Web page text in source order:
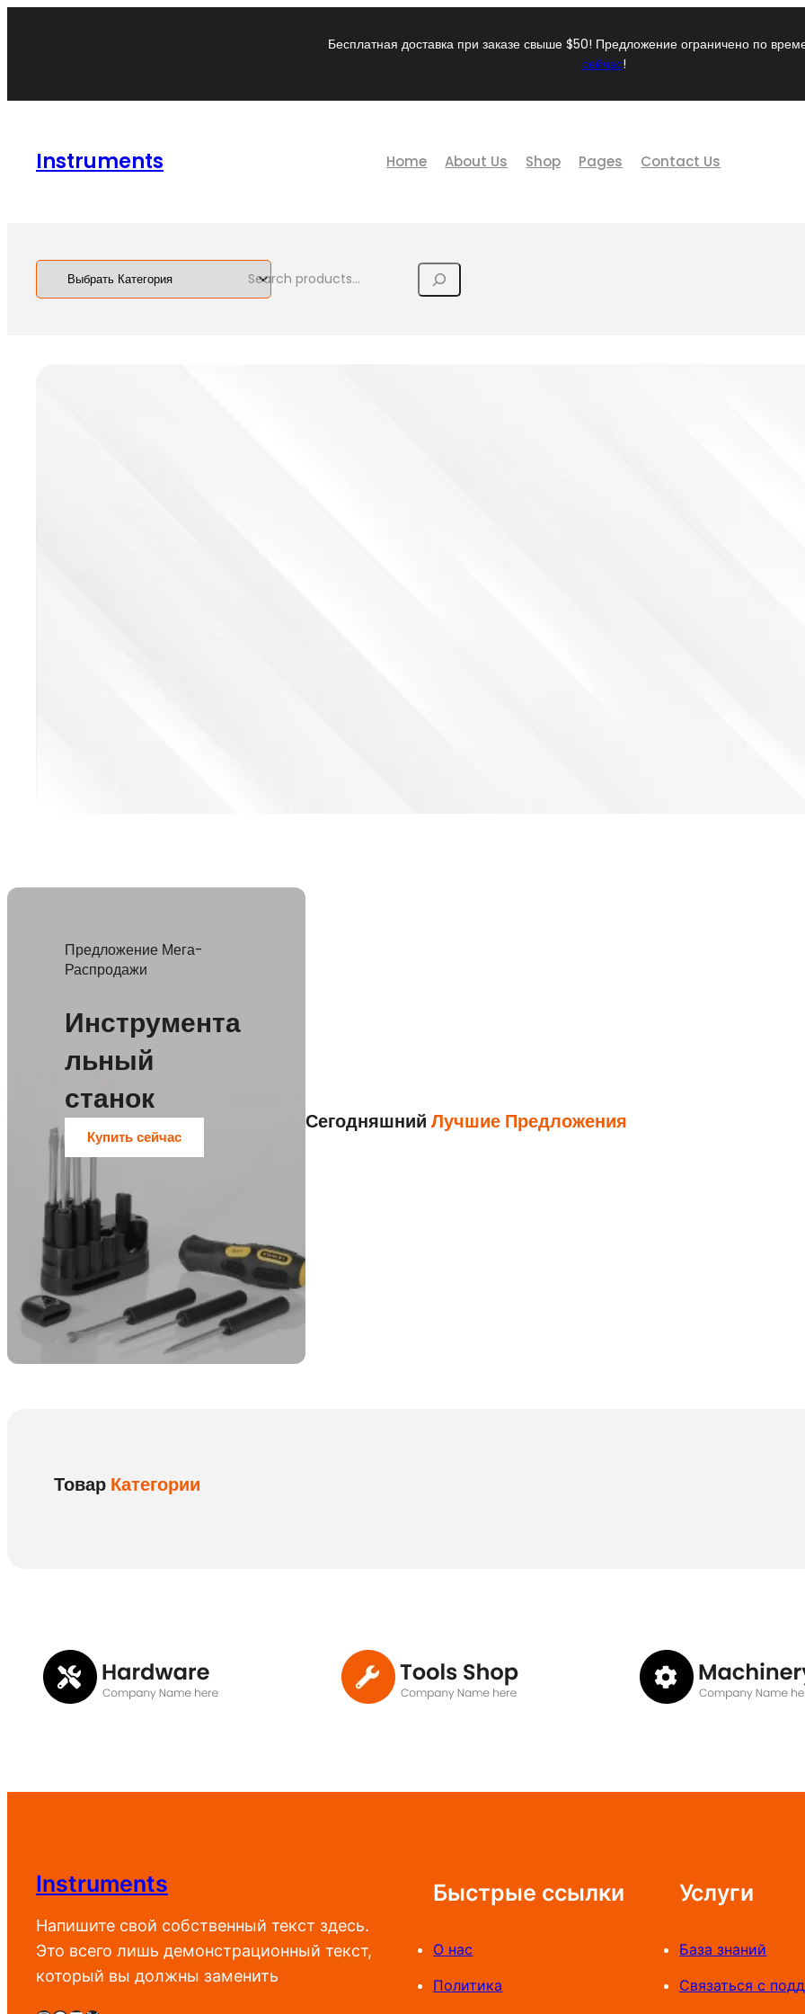
Бесплатная доставка при заказе свыше $50! Предложение ограничено по
сейчас!
Instruments Home About Us Shop Pages Contact Us
Предложение Мега-
Распродажи
Инструмента
льный
станок
Купить сейчас
Сегодняшний Лучшие Предложения
Товар Категории
Instruments
Напишите свой собственный текст здесь.
Это всего лишь демонстрационный текст,
который вы должны заменить
Быстрые ссылки
О нас
Политика
Услуги
База знаний
Связаться с